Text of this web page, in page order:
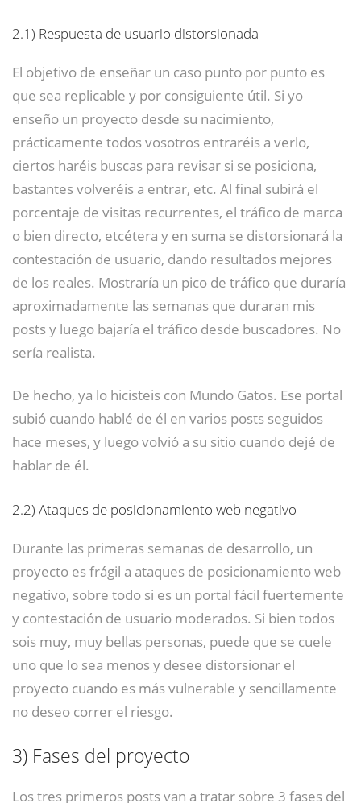
2.1) Respuesta de usuario distorsionada
El objetivo de enseñar un caso punto por punto es
que sea replicable y por consiguiente útil. Si yo
enseño un proyecto desde su nacimiento,
prácticamente todos vosotros entraréis a verlo,
ciertos haréis buscas para revisar si se posiciona,
bastantes volveréis a entrar, etc. Al final subirá el
porcentaje de visitas recurrentes, el tráfico de marca
o bien directo, etcétera y en suma se distorsionará la
contestación de usuario, dando resultados mejores
de los reales. Mostraría un pico de tráfico que duraría
aproximadamente las semanas que duraran mis
posts y luego bajaría el tráfico desde buscadores. No
sería realista.
De hecho, ya lo hicisteis con Mundo Gatos. Ese portal
subió cuando hablé de él en varios posts seguidos
hace meses, y luego volvió a su sitio cuando dejé de
hablar de él.
2.2) Ataques de posicionamiento web negativo
Durante las primeras semanas de desarrollo, un
proyecto es frágil a ataques de posicionamiento web
negativo, sobre todo si es un portal fácil fuertemente
y contestación de usuario moderados. Si bien todos
sois muy, muy bellas personas, puede que se cuele
uno que lo sea menos y desee distorsionar el
proyecto cuando es más vulnerable y sencillamente
no deseo correr el riesgo.
3) Fases del proyecto
Los tres primeros posts van a tratar sobre 3 fases del